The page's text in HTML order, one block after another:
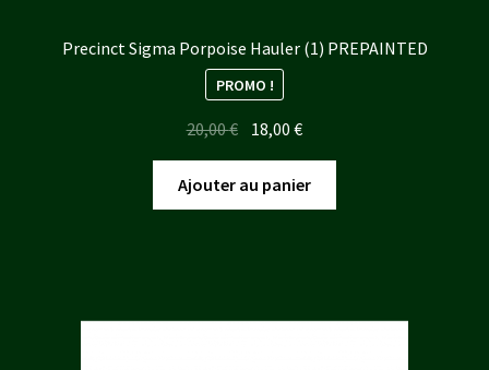
Precinct Sigma Porpoise Hauler (1) PREPAINTED
PROMO !
20,00€ Le
prix
initial
était :
18,00€Le
prix
actuel
est :
Ajouter au panier